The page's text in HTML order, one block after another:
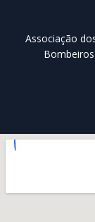
Associação